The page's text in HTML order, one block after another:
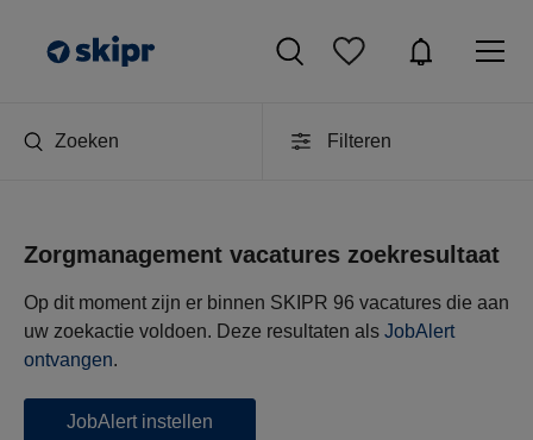
Zoeken Filteren
Zorgmanagement vacatures zoekresultaat
Op dit moment zijn er binnen SKIPR 96 vacatures die aan
uw zoekactie voldoen. Deze resultaten als JobAlert
ontvangen.
JobAlert instellen